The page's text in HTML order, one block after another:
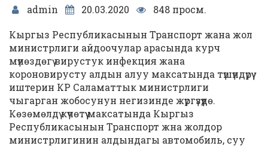
admin 20.03.2020
848 просм.
Кыргыз Республикасынын Транспорт жана жол
министрлиги айдоочулар арасында курч
мүнөздөгү вирустук инфекция жана
короновирусту алдын алуу максатында түшүндүрүү
иштерин КР Саламаттык министрлиги
чыгарган жобосунун негизинде жүргүзүүдө.
Көзөмөлдү күчөтүү максатында Кыргыз
Республикасынын Транспорт жна жолдор
министрлигинин алдындагы автомобиль, суу